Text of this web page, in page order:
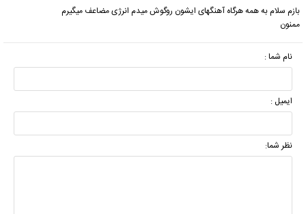
بازم سلام به همه هرگاه آهنگهای ایشون روگوش میدم انرژی مضاعف میگیرم
ممنون
نام شما :
ایمیل :
نظر شما: